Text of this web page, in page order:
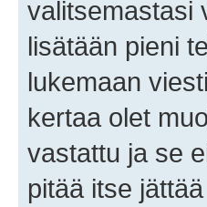
valitsemastasi
lisätään pieni
lukemaan
kertaa olet
vastattu ja se
pitää itse